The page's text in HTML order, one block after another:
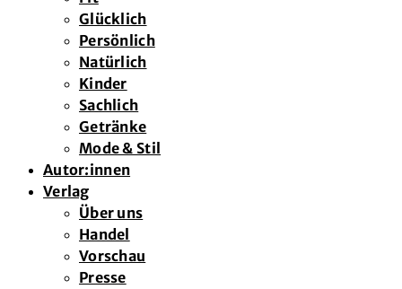
Glücklich
Persönlich
Natürlich
Kinder
Sachlich
Getränke
Mode & Stil
Autor:innen
Verlag
Über uns
Handel
Vorschau
Presse